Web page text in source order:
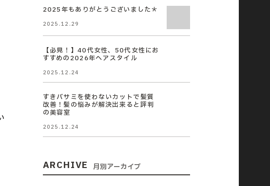
2025年もありがとうございました＊
2025.12.29
【必見！】40代女性、50代女性にお
すすめの2026年ヘアスタイル
2025.12.24
すきバサミを使わないカットで髪質
改善！髪の悩みが解決出来ると評判
の美容室
2025.12.24
ARCHIVE 月別アーカイブ